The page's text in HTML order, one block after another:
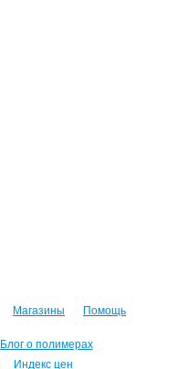
Магазины Помощь
Блог о полимерах
Индекс цен